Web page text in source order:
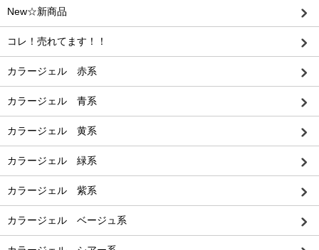
New☆新商品
コレ！売れてます！！
カラージェル 赤系
カラージェル 青系
カラージェル 黄系
カラージェル 緑系
カラージェル 紫系
カラージェル ベージュ系